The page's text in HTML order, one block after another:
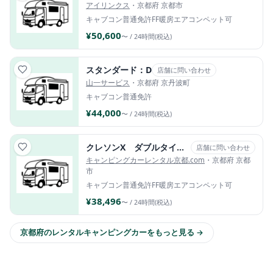
アイリンクス ・京都府 京都市
キャブコン普通免許FF暖房エアコンペット可
¥50,600〜 / 24時間(税込)
スタンダード：D 店舗に問い合わせ
山一サービス ・京都府 京丹波町
キャブコン普通免許
¥44,000〜 / 24時間(税込)
クレソンX ダブルタイヤ(ディーゼル４WD) 店舗に問い合わせ
キャンピングカーレンタル京都.com ・京都府 京都
市
キャブコン普通免許FF暖房エアコンペット可
¥38,496〜 / 24時間(税込)
京都府のレンタルキャンピングカーをもっと見る →